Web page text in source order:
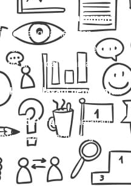
aman dan nyaman?
berpengalaman, dan
serta layanan antar-jemput,
aman dan nyaman.
melayani pengiriman
Parakanmelayani
barang kecil dengan